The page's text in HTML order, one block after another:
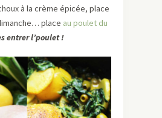
à la crème épicée, place
place au poulet du
entrerl’poulet!